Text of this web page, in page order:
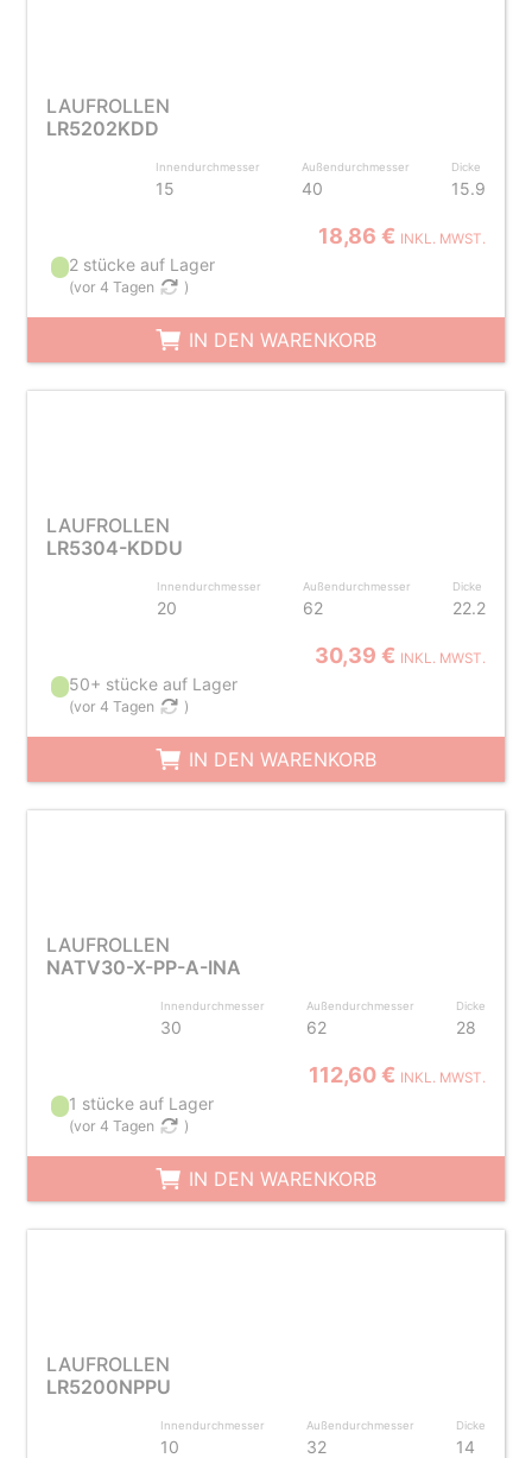
LAUFROLLEN
LR5202KDD
Innendurchmesser
15
Außendurchmesser
40
Dicke
15.9
18,86 € INKL. MWST.
2 stücke auf Lager
(vor 4 Tagen )
IN DEN WARENKORB
LAUFROLLEN
LR5304-KDDU
Innendurchmesser
20
Außendurchmesser
62
Dicke
22.2
30,39 € INKL. MWST.
50+ stücke auf Lager
(vor 4 Tagen )
IN DEN WARENKORB
LAUFROLLEN
NATV30-X-PP-A-INA
Innendurchmesser
30
Außendurchmesser
62
Dicke
28
112,60 € INKL. MWST.
1 stücke auf Lager
(vor 4 Tagen )
IN DEN WARENKORB
LAUFROLLEN
LR5200NPPU
Innendurchmesser
10
Außendurchmesser
32
Dicke
14